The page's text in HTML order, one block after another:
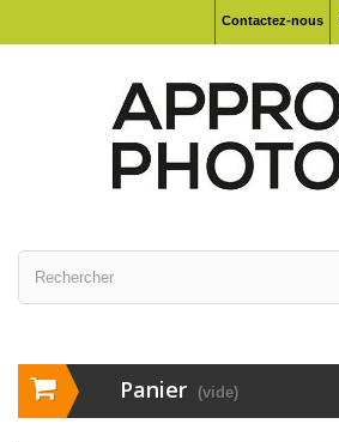
Contactez-nous
Panier (vide)